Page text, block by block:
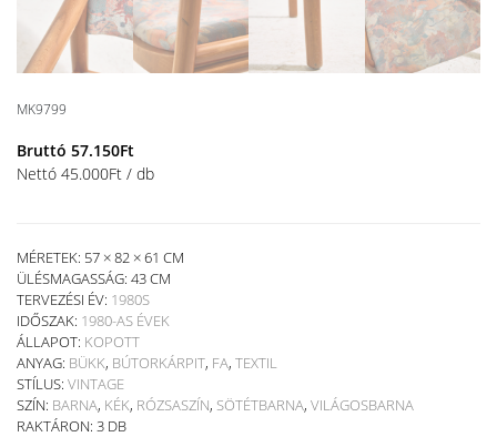
MK9799
Bruttó 57.150Ft
Nettó 45.000Ft / db
MÉRETEK: 57 × 82 × 61 CM
ÜLÉSMAGASSÁG: 43 CM
TERVEZÉSI ÉV: 1980S
IDŐSZAK: 1980-AS ÉVEK
ÁLLAPOT: KOPOTT
ANYAG: BÜKK, BÚTORKÁRPIT, FA, TEXTIL
STÍLUS: VINTAGE
SZÍN: BARNA, KÉK, RÓZSASZÍN, SÖTÉTBARNA, VILÁGOSBARNA
RAKTÁRON: 3 DB